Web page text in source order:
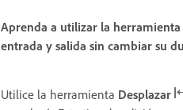
Aprenda a utilizar la
entrada y salida sin cambiar su
Utilice la herramienta Desplazar